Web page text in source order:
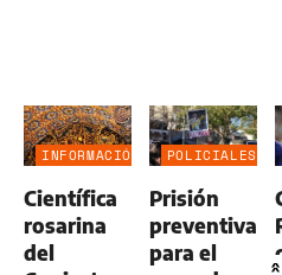
INFORMACIÓN
Científica
rosarina
del
POLICIALES
Prisión
preventiva
para el
»